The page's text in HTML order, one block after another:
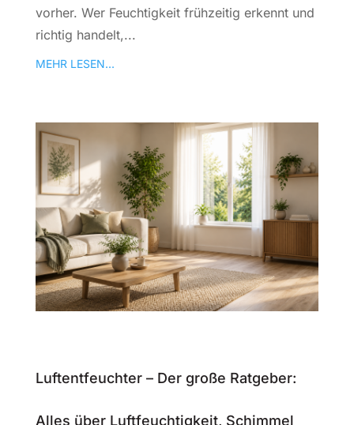
vorher. Wer Feuchtigkeit frühzeitig erkennt und
richtig handelt,...
MEHR LESEN...
Luftentfeuchter – Der große Ratgeber:
Alles über Luftfeuchtigkeit, Schimmel